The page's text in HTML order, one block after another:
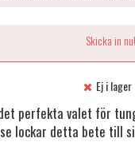
Ej i lager
perfekta valet för
lockar detta bete till